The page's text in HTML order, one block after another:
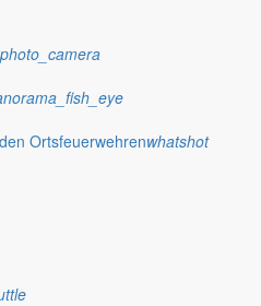
photo_camera
Ortsfeuerwehrenwhatshot